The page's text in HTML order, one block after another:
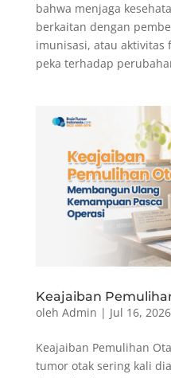
bahwa menjaga
berkaitan dengan
imunisasi, atau aktivitas
peka terhadap
Keajaiban
oleh Admin | Jul 16, 2026
Keajaiban Pemulihan
tumor otak sering kali